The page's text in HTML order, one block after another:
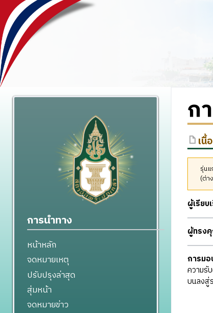
ก
เนื้
รุ่น
(ต่า
ผู้เรียบ
ผู้ทรง
การม
ความรั
บนลงสู่
การนำทาง
หน้าหลัก
จดหมายเหตุ
ปรับปรุงล่าสุด
สุ่มหน้า
จดหมายข่าว